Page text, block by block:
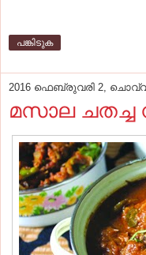
പങ്കിടുക
2016 ഫെബ്രുവരി 2,
മസാല ചതച്ച